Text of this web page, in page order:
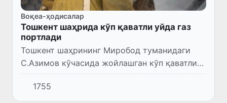
Воқеа-ҳодисалар
Тошкент шаҳрида кўп қаватли уйда газ
портлади
Тошкент шаҳрининг Миробод туманидаги
С.Азимов кўчасида жойлашган кўп қаватли
уйдаги хонадонларнинг бирида газ-ҳаво
аралашмаси чақнаши содир бўлди. Бу ҳақда
Фавқулодда вазиятлар ва...
1755